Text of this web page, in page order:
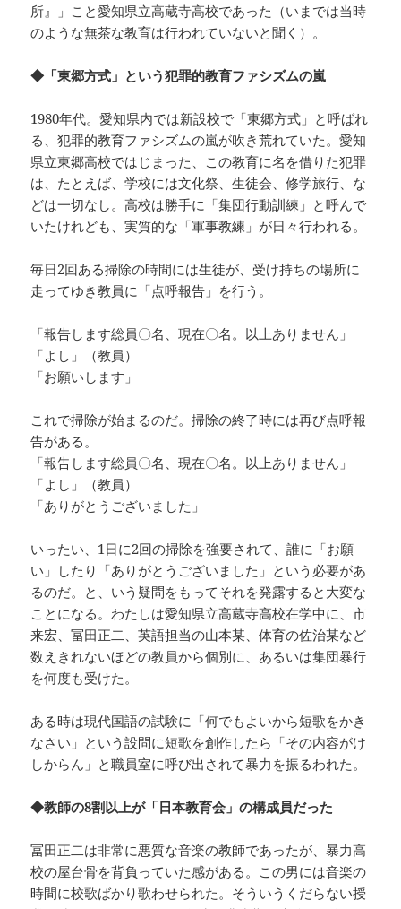
所』」こと愛知県立高蔵寺高校であった（いまでは当時
のような無茶な教育は行われていないと聞く）。
◆「東郷方式」という犯罪的教育ファシズムの嵐
1980年代。愛知県内では新設校で「東郷方式」と呼ばれ
る、犯罪的教育ファシズムの嵐が吹き荒れていた。愛知
県立東郷高校ではじまった、この教育に名を借りた犯罪
は、たとえば、学校には文化祭、生徒会、修学旅行、な
どは一切なし。高校は勝手に「集団行動訓練」と呼んで
いたけれども、実質的な「軍事教練」が日々行われる。
毎日2回ある掃除の時間には生徒が、受け持ちの場所に
走ってゆき教員に「点呼報告」を行う。
「報告します総員〇名、現在〇名。以上ありません」
「よし」（教員）
「お願いします」
これで掃除が始まるのだ。掃除の終了時には再び点呼報
告がある。
「報告します総員〇名、現在〇名。以上ありません」
「よし」（教員）
「ありがとうございました」
いったい、1日に2回の掃除を強要されて、誰に「お願
い」したり「ありがとうございました」という必要があ
るのだ。と、いう疑問をもってそれを発露すると大変な
ことになる。わたしは愛知県立高蔵寺高校在学中に、市
来宏、冨田正二、英語担当の山本某、体育の佐治某など
数えきれないほどの教員から個別に、あるいは集団暴行
を何度も受けた。
ある時は現代国語の試験に「何でもよいから短歌をかき
なさい」という設問に短歌を創作したら「その内容がけ
しからん」と職員室に呼び出されて暴力を振るわれた。
◆教師の8割以上が「日本教育会」の構成員だった
冨田正二は非常に悪質な音楽の教師であったが、暴力高
校の屋台骨を背負っていた感がある。この男には音楽の
時間に校歌ばかり歌わせられた。そういうくだらない授